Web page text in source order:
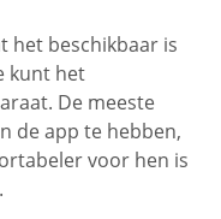
het beschikbaar is
kunt het
De meeste
de app te hebben,
voor hen is